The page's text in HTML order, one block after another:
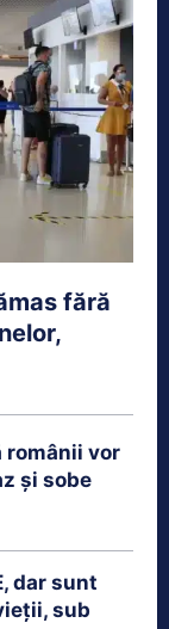
fără
românii vor
și sobe
dar sunt
sub